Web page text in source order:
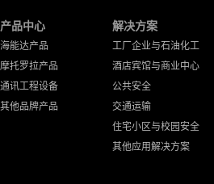
产品中心
海能达产品
摩托罗拉产品
通讯工程设备
其他品牌产品
解决方案
工厂企业与石油化工
酒店宾馆与商业中心
公共安全
交通运输
住宅小区与校园安全
其他应用解决方案